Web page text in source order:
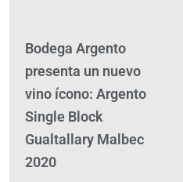
Bodega Argento
presenta un nuevo
vino ícono: Argento
Single Block
Gualtallary Malbec
2020